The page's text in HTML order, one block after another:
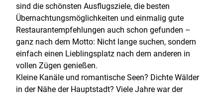
sind die schönsten Ausflugsziele, die besten
Übernachtungsmöglichkeiten und einmalig gute
Restaurantempfehlungen auch schon gefunden –
ganz nach dem Motto: Nicht lange suchen, sondern
einfach einen Lieblingsplatz nach dem anderen in
vollen Zügen genießen.
Kleine Kanäle und romantische Seen? Dichte Wälder
in der Nähe der Hauptstadt? Viele Jahre war der